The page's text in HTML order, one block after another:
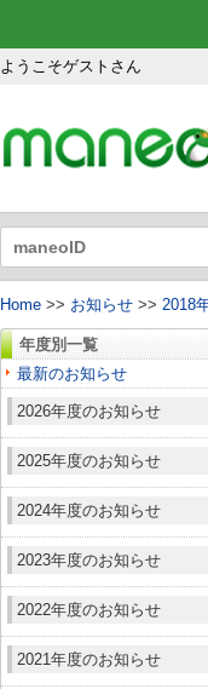
ようこそゲストさん
Home >> お知らせ >> 2018
年度別一覧
最新のお知らせ
2026年度のお知らせ
2025年度のお知らせ
2024年度のお知らせ
2023年度のお知らせ
2022年度のお知らせ
2021年度のお知らせ